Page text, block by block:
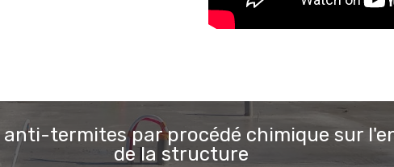
termites par procédé chimique sur
de la structure